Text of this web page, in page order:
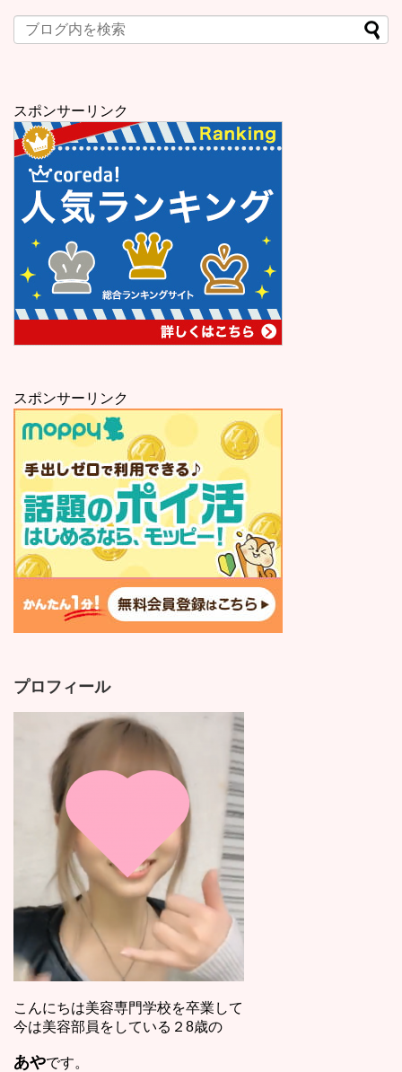
スポンサーリンク
スポンサーリンク
プロフィール
こんにちは美容専門学校を卒業して
今は美容部員をしている２8歳の
あやです。